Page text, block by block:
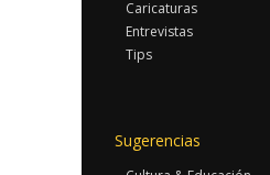
Caricaturas
Entrevistas
Tips
Sugerencias